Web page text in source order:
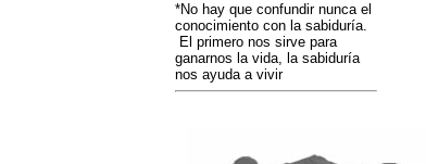
*No hay que confundir nunca el
conocimiento con la sabiduría.
El primero nos sirve para
ganarnos la vida, la sabiduría
nos ayuda a vivir